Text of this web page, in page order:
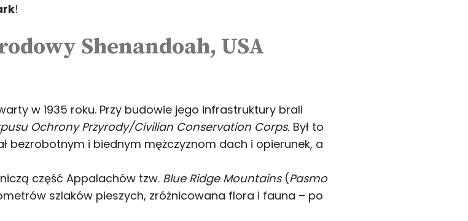
!
w 1935 roku. Przy budowie jego infrastruktury brali
Ochrony Przyrody/Civilian Conservation Corps. Był to
bezrobotnym i biednym mężczyznom dach i opierunek, a
część Appalachów tzw. Blue Ridge Mountains(Pasmo
szlaków pieszych, zróżnicowana flora i fauna – po